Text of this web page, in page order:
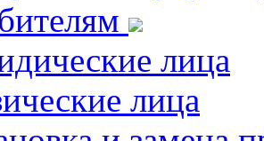
лица
лица